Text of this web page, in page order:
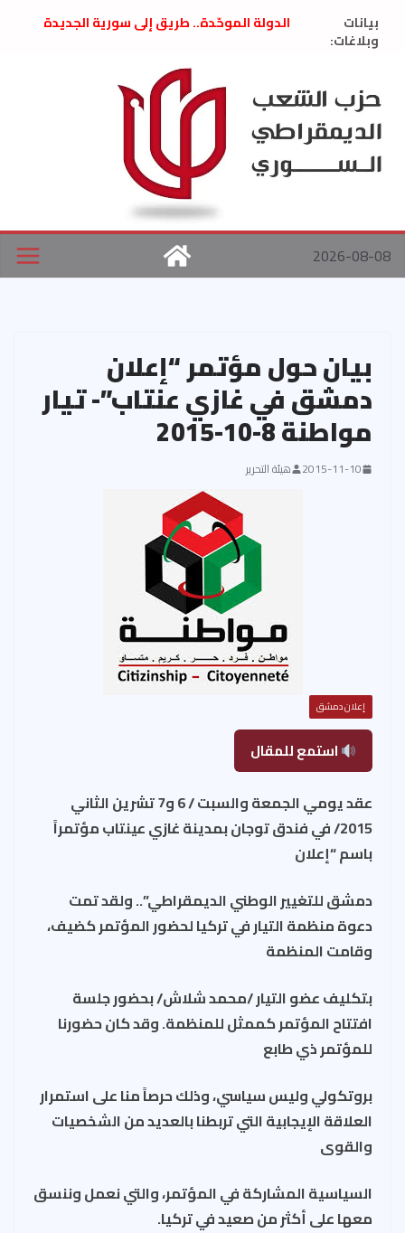
بيانات
وبلاغات:
الدولة الموحّدة.. طريق إلى سورية الجديدة
العام السابق لحزب الاتحاد الاشتراكي العربي
الديمقراطي
بلاغ صادر عن اجتماع اللجنة المركزية نيسان
2026
الحرب الأمريكية الإسرائيلية على نظام الملالي
في إيران .. بيان من حزب الشعب الديمقراطي
السوري
2026-08-08
بيان حول مؤتمر “إعلان
دمشق في غازي عنتاب”- تيار
مواطنة 8-10-2015
2015-11-10 هيئة التحرير
إعلان دمشق
استمع للمقال
عقد يومي الجمعة والسبت / 6 و7 تشرين الثاني
2015/ في فندق توجان بمدينة غازي عينتاب مؤتمراً
باسم “إعلان
دمشق للتغيير الوطني الديمقراطي”.. ولقد تمت
دعوة منظمة التيار في تركيا لحضور المؤتمر كضيف،
وقامت المنظمة
بتكليف عضو التيار /محمد شلاش/ بحضور جلسة
افتتاح المؤتمر كممثل للمنظمة. وقد كان حضورنا
للمؤتمر ذي طابع
بروتكولي وليس سياسي، وذلك حرصاً منا على استمرار
العلاقة الإيجابية التي تربطنا بالعديد من الشخصيات
والقوى
السياسية المشاركة في المؤتمر، والتي نعمل وننسق
معها على أكثر من صعيد في تركيا.